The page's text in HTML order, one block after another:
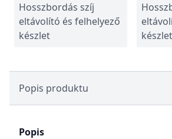
Hosszbordás szíj
eltávolító és felhelyező
készlet
készlet
Popis produktu
Popis